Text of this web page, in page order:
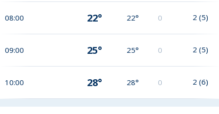
08:00 22° 22° 0 2 (5)
09:00 25° 25° 0 2 (5)
10:00 28° 28° 0 2 (6)